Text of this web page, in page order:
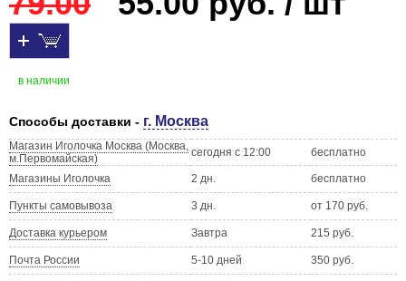
в наличии
Способы доставки - г. Москва
Магазин Иголочка Москва (Москва,
м.Первомайская)
сегодня с 12:00 бесплатно
Магазины Иголочка 2 дн. бесплатно
Пункты самовывоза 3 дн. от 170 руб.
Доставка курьером Завтра 215 руб.
Почта России 5-10 дней 350 руб.